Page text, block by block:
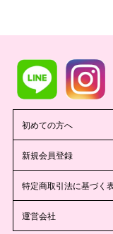
初めての方へ
新規会員登録
特定商取引法に基づく
運営会社